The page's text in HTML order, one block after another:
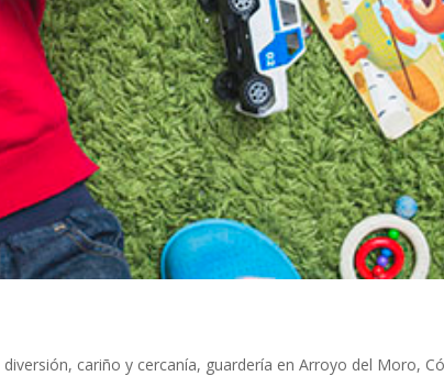
cariño y cercanía, guardería en Arroyo del Moro,